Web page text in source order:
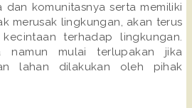
dan komunitasnya serta memiliki
merusak lingkungan, akan terus
kecintaan terhadap lingkungan.
namun mulai terlupakan jika
lahan dilakukan oleh pihak